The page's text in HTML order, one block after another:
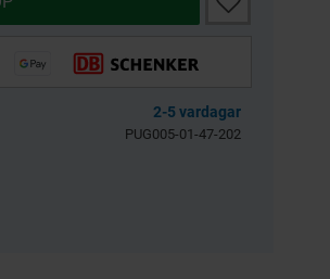
Bensinfilter rund
transparent 6mm
Universal
30KR
2-5 vardagar
PUG005-01-47-202